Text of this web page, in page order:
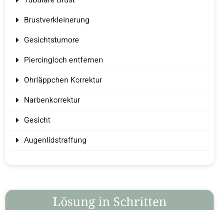
Brustverkleinerung
Gesichtstumore
Piercingloch entfernen
Ohrläppchen Korrektur
Narbenkorrektur
Gesicht
Augenlidstraffung
Lösung in Schritten